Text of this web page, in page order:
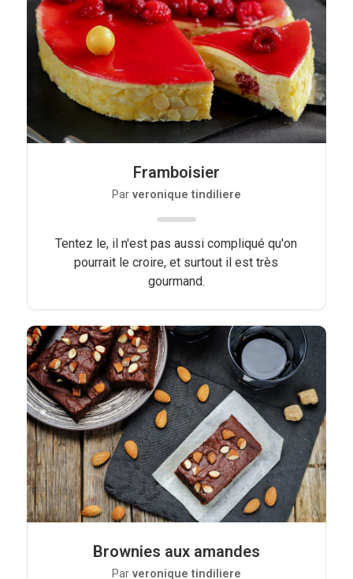
Framboisier
Par veronique tindiliere
Tentez le, il n'est pas aussi compliqué qu'on
pourrait le croire, et surtout il est très
gourmand.
Brownies aux amandes
Par veronique tindiliere